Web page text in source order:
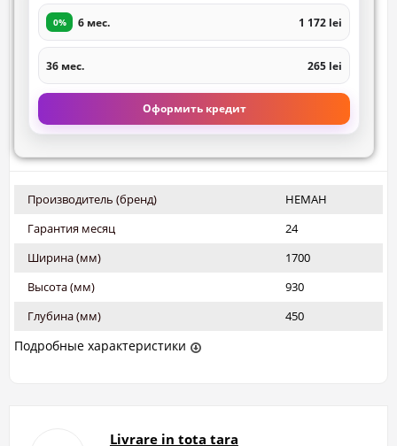
0% 6 мес. 1 172 lei
36 мес. 265 lei
Оформить кредит
Производитель (бренд)
НЕМАН
Гарантия месяц
24
Ширина (мм)
1700
Высота (мм)
930
Глубина (мм)
450
Подробные характеристики
Livrare in tota tara